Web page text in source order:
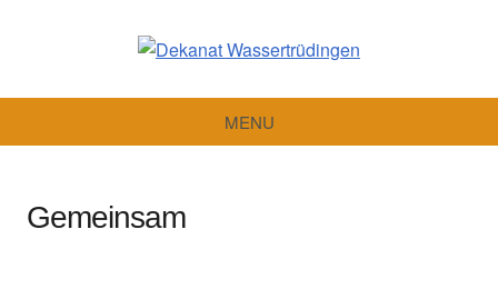
WassertrüdingenMENU
Gemeinsam